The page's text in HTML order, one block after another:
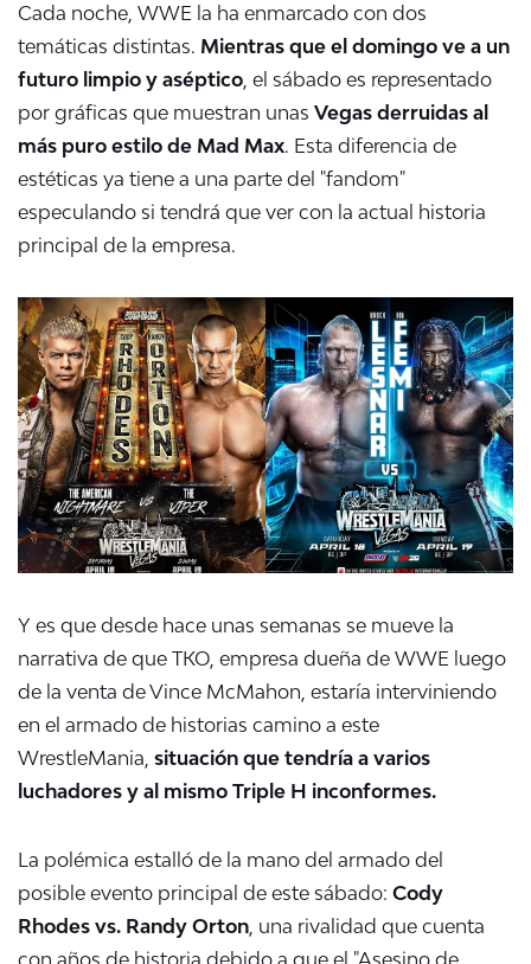
Cada noche, WWE la ha enmarcado con dos
temáticas distintas. Mientras que el domingo ve a un
futuro limpio y aséptico, el sábado es representado
por gráficas que muestran unas Vegas derruidas al
más puro estilo de Mad Max. Esta diferencia de
estéticas ya tiene a una parte del "fandom"
especulando si tendrá que ver con la actual historia
principal de la empresa.
Y es que desde hace unas semanas se mueve la
narrativa de que TKO, empresa dueña de WWE luego
de la venta de Vince McMahon, estaría interviniendo
en el armado de historias camino a este
WrestleMania, situación que tendría a varios
luchadores y al mismo Triple H inconformes.
La polémica estalló de la mano del armado del
posible evento principal de este sábado: Cody
Rhodes vs. Randy Orton , una rivalidad que cuenta
con años de historia debido a que el "Asesino de